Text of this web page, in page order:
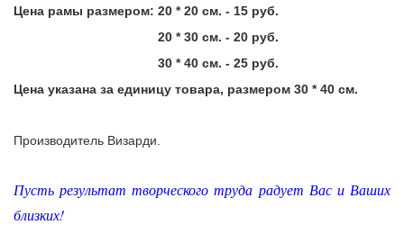
Цена рамы размером: 20 * 20 см. - 15 руб.
20 * 30 см. - 20 руб.
30 * 40 см. - 25 руб.
Цена указана за единицу товара, размером 30 * 40 см.
Производитель Визарди.
Пусть результат творческого труда радует Вас и Ваших
близких!